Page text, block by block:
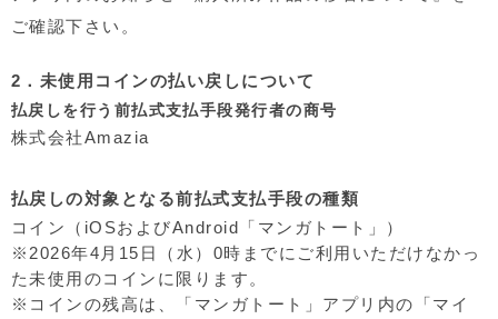
ご確認下さい。
2．未使用コインの払い戻しについて
払戻しを行う前払式支払手段発行者の商号
株式会社Amazia
払戻しの対象となる前払式支払手段の種類
コイン（iOSおよびAndroid「マンガトート」）
※2026年4月15日（水）0時までにご利用いただけなかっ
た未使用のコインに限ります。
※コインの残高は、「マンガトート」アプリ内の「マイ